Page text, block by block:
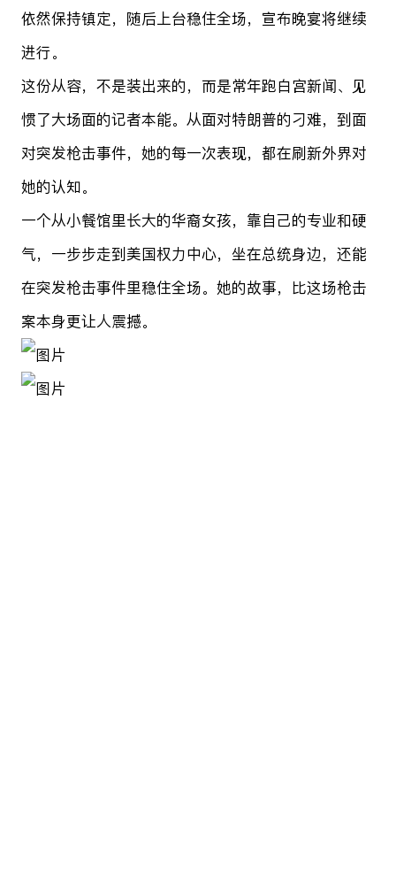
依然保持镇定，随后上台稳住全场，宣布晚宴将继续
进行。
这份从容，不是装出来的，而是常年跑白宫新闻、见
惯了大场面的记者本能。从面对特朗普的刁难，到面
对突发枪击事件，她的每一次表现，都在刷新外界对
她的认知。
一个从小餐馆里长大的华裔女孩，靠自己的专业和硬
气，一步步走到美国权力中心，坐在总统身边，还能
在突发枪击事件里稳住全场。她的故事，比这场枪击
案本身更让人震撼。